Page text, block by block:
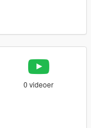
0 videoer